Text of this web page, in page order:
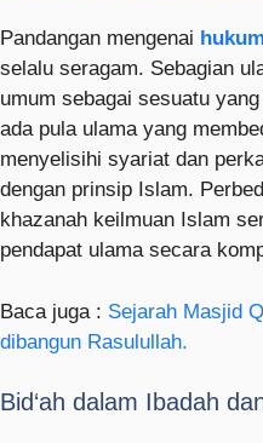
Pandangan mengenai
selalu seragam. Sebagian
umum sebagai sesuatu
ada pula ulama yang
menyelisihi syariat dan
dengan prinsip Islam.
khazanah keilmuan Islam
pendapat ulama secara
Baca juga : Sejarah Masjid
dibangun Rasulullah.
Bid‘ah dalam Ibadah